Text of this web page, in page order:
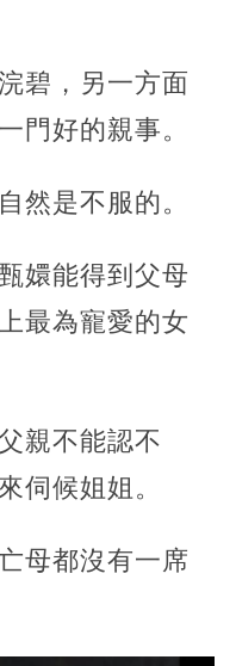
碧，另一方面
門好的親事。
然是不服的。
嬛能得到父母
最為寵愛的女
親不能認不
伺候姐姐。
母都沒有一席